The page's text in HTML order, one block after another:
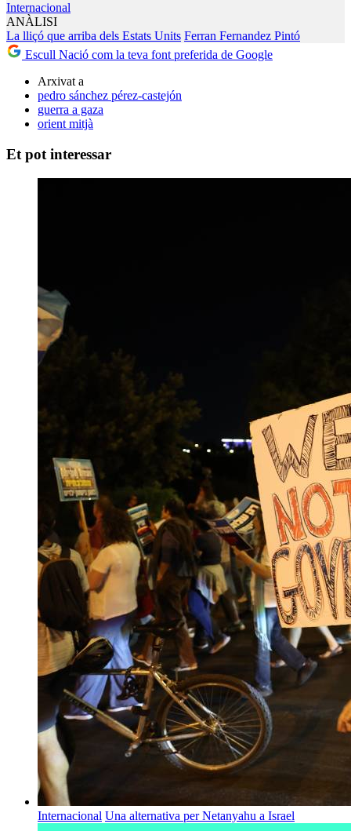
Internacional
ANÀLISI
La lliçó que arriba dels Estats Units Ferran Fernandez Pintó
Escull Nació com la teva font preferida de Google
Arxivat a
pedro sánchez pérez-castejón
guerra a gaza
orient mitjà
Et pot interessar
Internacional Una alternativa per Netanyahu a Israel